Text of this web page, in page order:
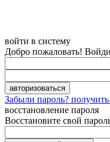
войти в систему
Добро пожаловать!
Забыли пароль?
восстановление пароля
Восстановите свой